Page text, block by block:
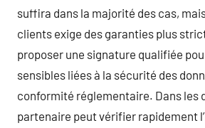
suffira dans la majorité des cas,
clients exige des garanties plus
proposer une signature qualifiée
sensibles liées à la sécurité des
conformité réglementaire. Dans les
partenaire peut vérifier rapidement